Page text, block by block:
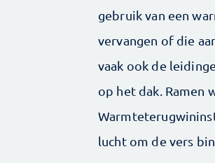
gebruik van een
vervangen of die
vaak ook de
op het dak. Ramen
lucht om de vers